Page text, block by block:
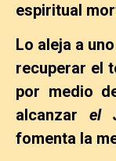
espiritual
Lo aleja a
recuperar el
por medio
alcanzar el
fomenta la